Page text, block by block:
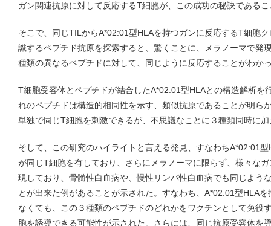
ガン関連抗原に対して反応するT細胞が、この成功の秘訣である
そこで、同じTILからA*02:01型HLAを持つガンに反応するT細胞
識するペプチド抗原を探索すると、驚くことに、メラノーマで発
種類の異なるペプチドに対して、同じように反応することがわか
T細胞受容体とペプチドが結合したA*02:01型HLAとの構造解析を
れのペプチドは構造的相同性を示す、類似抗原であることが明ら
単独で同じT細胞を刺激できるが、不思議なことに３種類同時に
そして、この研究のハイライトと言える発見、すなわちA*02:01
が同じT細胞を有しており、さらにメラノーマに限らず、様々な
現しており、骨髄性白血病や、慢性リンパ性白血病でも同じよう
とが出来た例があることが示された。すなわち、A*02:01型HLA
なくても、この３種類のペプチドのどれかをワクチンとして免役
胞を誘導できる可能性が示された。さらには、同じ抗原受容体を